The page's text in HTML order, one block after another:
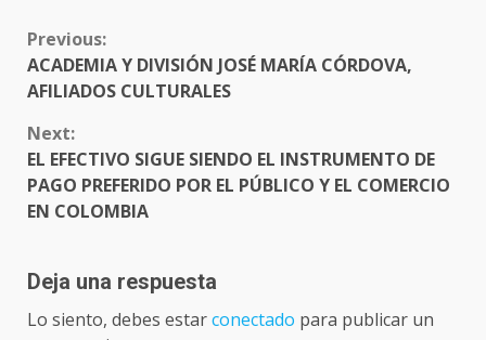
CONTINUE
READING
Previous:
ACADEMIA Y DIVISIÓN JOSÉ MARÍA CÓRDOVA,
AFILIADOS CULTURALES
Next:
EL EFECTIVO SIGUE SIENDO EL INSTRUMENTO DE
PAGO PREFERIDO POR EL PÚBLICO Y EL COMERCIO
EN COLOMBIA
Deja una respuesta
Lo siento, debes estarconectado para publicar un